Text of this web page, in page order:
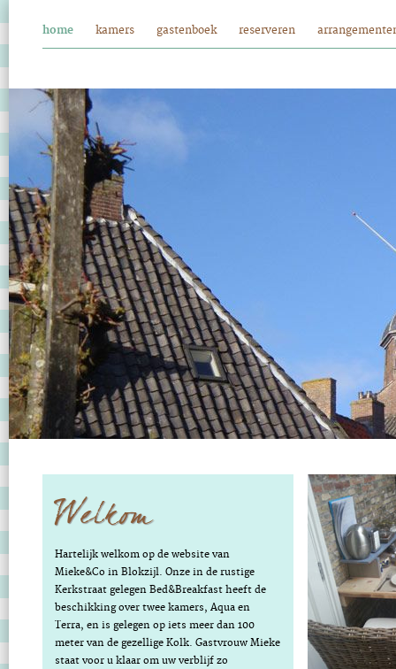
home kamers gastenboek reserveren
Welkom
Hartelijk welkom op de website van
Mieke&Co in Blokzijl. Onze in de rustige
Kerkstraat gelegen Bed&Breakfast heeft de
beschikking over twee kamers, Aqua en
Terra, en is gelegen op iets meer dan 100
meter van de gezellige Kolk. Gastvrouw Mieke
staat voor u klaar om uw verblijf zo